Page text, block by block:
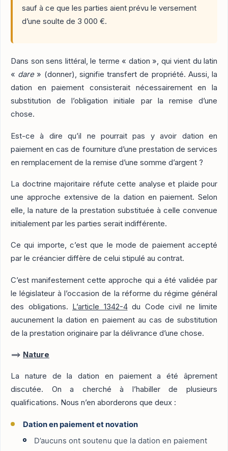
sauf à ce que les parties aient prévu le versement
d’une soulte de 3 000 €.
Dans son sens littéral, le terme « dation », qui vient du latin
« dare» (donner), signifie transfert de propriété. Aussi, la
dation en paiement consisterait nécessairement en la
substitution de l’obligation initiale par la remise d’une
chose.
Est-ce à dire qu’il ne pourrait pas y avoir dation en
paiement en cas de fourniture d’une prestation de services
en remplacement de la remise d’une somme d’argent ?
La doctrine majoritaire réfute cette analyse et plaide pour
une approche extensive de la dation en paiement. Selon
elle, la nature de la prestation substituée à celle convenue
initialement par les parties serait indifférente.
Ce qui importe, c’est que le mode de paiement accepté
par le créancier diffère de celui stipulé au contrat.
C’est manifestement cette approche qui a été validée par
le législateur à l’occasion de la réforme du régime général
des obligations. L’article 1342-4du Code civil ne limite
aucunement la dation en paiement au cas de substitution
de la prestation originaire par la délivrance d’une chose.
==> Nature
La nature de la dation en paiement a été âprement
discutée. On a cherché à l’habiller de plusieurs
qualifications. Nous n’en aborderons que deux :
Dation en paiement et novation
D’aucuns ont soutenu que la dation en paiement